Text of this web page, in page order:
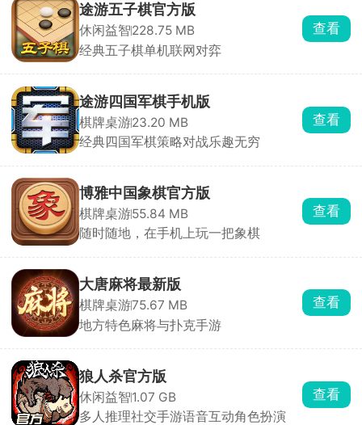
途游五子棋官方版
休闲益智228.75 MB
经典五子棋单机联网对弈
查看
途游四国军棋手机版
棋牌桌游23.20 MB
经典四国军棋策略对战乐趣无穷
查看
博雅中国象棋官方版
棋牌桌游55.84 MB
随时随地，在手机上玩一把象棋
查看
大唐麻将最新版
棋牌桌游75.67 MB
地方特色麻将与扑克手游
查看
狼人杀官方版
休闲益智1.07 GB
多人推理社交手游语音互动角色扮演
查看